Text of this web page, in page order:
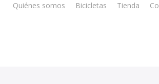
Quiénes somos Bicicletas Tienda